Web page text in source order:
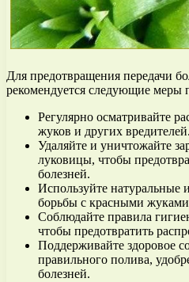
Для предотвращения передачи
рекомендуется следующие меры
Регулярно осматривайте
жуков и других вредителей.
Удаляйте и уничтожайте
луковицы, чтобы
болезней.
Используйте натуральные
борьбы с красными
Соблюдайте правила
чтобы предотвратить
Поддерживайте здоровое
правильного полива,
болезней.